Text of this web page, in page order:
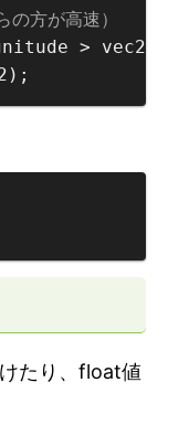
の方が高速）
>
たり、float値